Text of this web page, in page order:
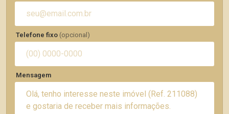
Telefone fixo (opcional)
Mensagem